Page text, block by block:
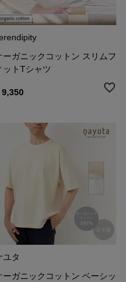
ーガニックコットン スリムフ
ットTシャツ
9,350
ユタ
ーガニックコットン ベーシッ